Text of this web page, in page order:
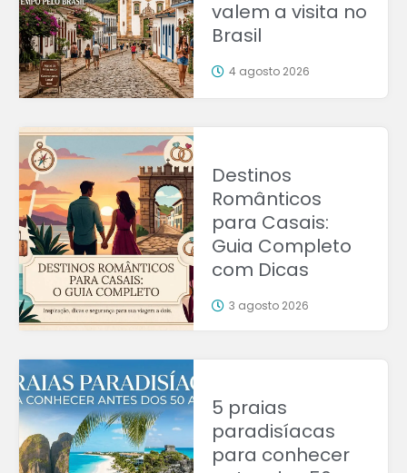
valem a visita no
Brasil
4 agosto 2026
Destinos
Românticos
para Casais:
Guia Completo
com Dicas
3 agosto 2026
5 praias
paradisíacas
para conhecer